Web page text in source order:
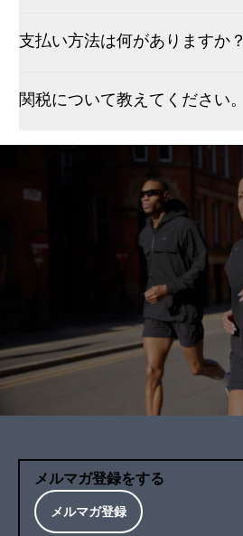
支払い方法は何がありますか？
関税について教えてください。
メルマガ登録をする
メルマガ登録